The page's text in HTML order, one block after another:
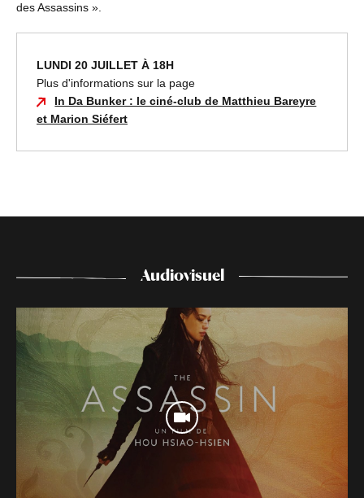
des Assassins ».
LUNDI 20 JUILLET À 18H
Plus d'informations sur la page
In Da Bunker : le ciné-club de Matthieu Bareyre
et Marion Siéfert
Audiovisuel